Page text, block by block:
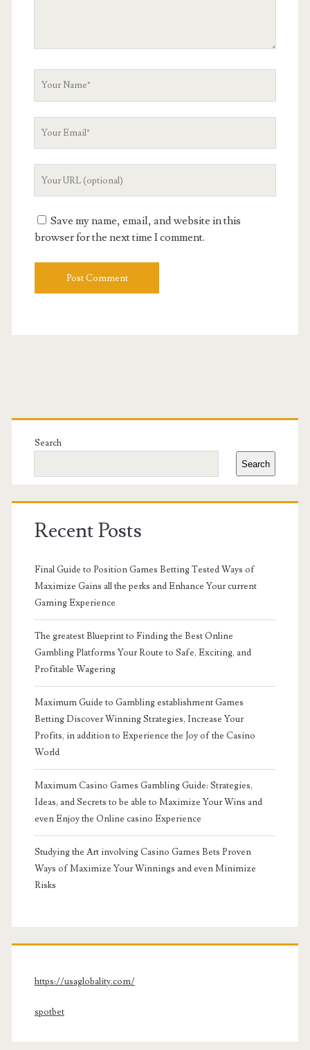
Save my name, email, and website in this
browser for the next time I comment.
Primary
Sidebar
Search
Search
Recent Posts
Final Guide to Position Games Betting Tested Ways of
Maximize Gains all the perks and Enhance Your current
Gaming Experience
The greatest Blueprint to Finding the Best Online
Gambling Platforms Your Route to Safe, Exciting, and
Profitable Wagering
Maximum Guide to Gambling establishment Games
Betting Discover Winning Strategies, Increase Your
Profits, in addition to Experience the Joy of the Casino
World
Maximum Casino Games Gambling Guide: Strategies,
Ideas, and Secrets to be able to Maximize Your Wins and
even Enjoy the Online casino Experience
Studying the Art involving Casino Games Bets Proven
Ways of Maximize Your Winnings and even Minimize
Risks
https://usaglobality.com/
spotbet